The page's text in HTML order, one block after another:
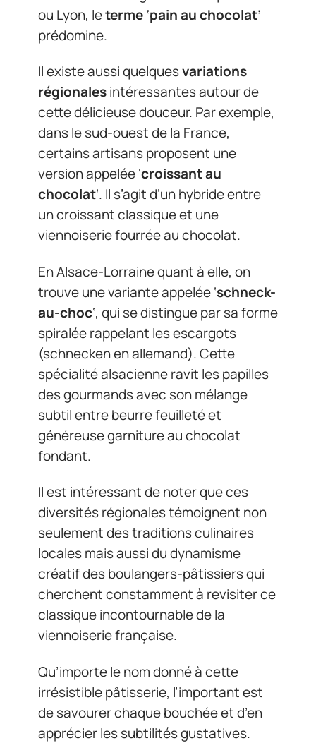
ou Lyon, leterme ‘pain au chocolat’
prédomine.
Il existe aussi quelquesvariations
régionalesintéressantes autour de
cette délicieuse douceur. Par exemple,
dans le sud-ouest de la France,
certains artisans proposent une
version appelée ‘croissant au
chocolat‘. Il s’agit d’un hybride entre
un croissant classique et une
viennoiserie fourrée au chocolat.
En Alsace-Lorraine quant à elle, on
trouve une variante appelée ‘schneck-
au-choc‘, qui se distingue par sa forme
spiralée rappelant les escargots
(schnecken en allemand). Cette
spécialité alsacienne ravit les papilles
des gourmands avec son mélange
subtil entre beurre feuilleté et
généreuse garniture au chocolat
fondant.
Il est intéressant de noter que ces
diversités régionales témoignent non
seulement des traditions culinaires
locales mais aussi du dynamisme
créatif des boulangers-pâtissiers qui
cherchent constamment à revisiter ce
classique incontournable de la
viennoiserie française.
Qu’importe le nom donné à cette
irrésistible pâtisserie, l’important est
de savourer chaque bouchée et d’en
apprécier les subtilités gustatives.